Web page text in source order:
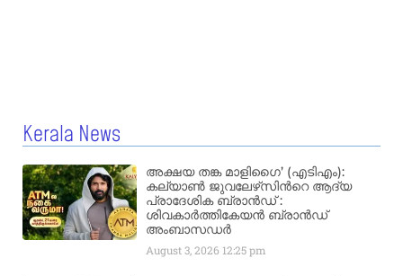
Kerala News
അക്ഷയ തങ്ക മാളിഗൈ’ (എടിഎം):
കല്യാണ്‍ ജുവലേഴ്‌സിന്‍റെ ആദ്യ
പ്രാദേശിക ബ്രാന്‍ഡ് :
ശിവകാര്‍ത്തികേയന്‍ ബ്രാന്‍ഡ്
അംബാസഡര്‍
August 3, 2026 12:25 pm